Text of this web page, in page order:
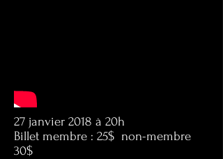
27 janvier 2018 à 20h
Billet membre : 25$ non-membre
30$